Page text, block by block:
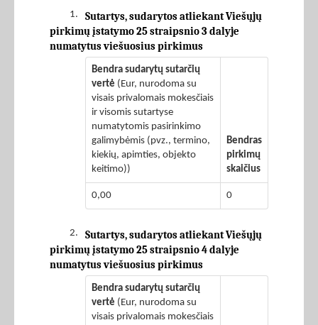
1.
Sutartys, sudarytos atliekant Viešųjų
pirkimų įstatymo 25 straipsnio 3 dalyje
numatytus viešuosius pirkimus
Bendra sudarytų sutarčių
vertė (Eur, nurodoma su
visais privalomais mokesčiais
ir visomis sutartyse
numatytomis pasirinkimo
galimybėmis (pvz., termino,
kiekių, apimties, objekto
keitimo))
Bendras
pirkimų
skaičius
0,00 0
2.
Sutartys, sudarytos atliekant Viešųjų
pirkimų įstatymo 25 straipsnio 4 dalyje
numatytus viešuosius pirkimus
Bendra sudarytų sutarčių
vertė (Eur, nurodoma su
visais privalomais mokesčiais